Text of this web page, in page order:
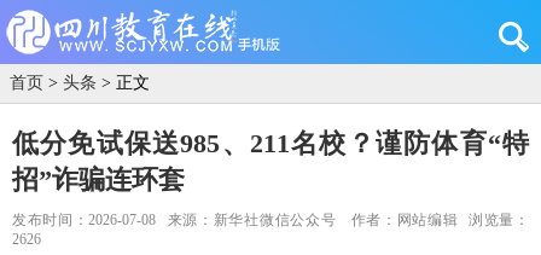
首页 > 头条 > 正文
低分免试保送985、211名校？谨防体育“特
招”诈骗连环套
发布时间：2026-07-08 来源：新华社微信公众号 作者：网站编辑
浏览量：
2626